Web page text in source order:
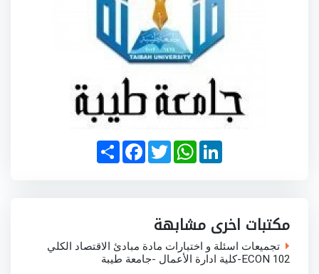
S
h
a
F
a
c
T
w
i
W
h
a
p
p
L
i
n
n
مكتبات اخرى مشابهة
تجميعات اسئلة و اختبارات مادة مبادئ الاقتصاد الكلي
ECON 102-كلية ادارة الأعمال -جامعة طيبة